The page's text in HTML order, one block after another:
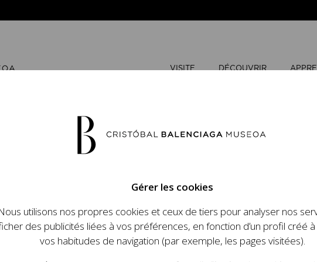
VISITE DÉCOUVRIR
diffuser et mettre en valeur l’importance de la figure et
de la mode et de la haute couture en particulier, et dans celui
Gérer les cookies
utilisons nos propres cookies et ceux de tiers pour analyser nos
des publicités liées à vos préférences, en fonction d’un profil créé
vos habitudes de navigation (par exemple, les pages visitées).